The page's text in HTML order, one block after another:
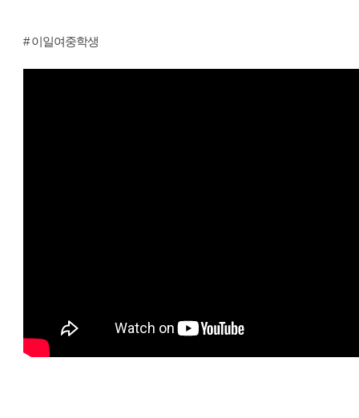
# 이일여중학생